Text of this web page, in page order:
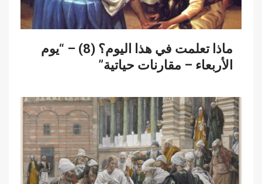
ماذا تعلمت في هذا اليوم؟ (8) – “يوم
الأربعاء – مقارنات حياتية”